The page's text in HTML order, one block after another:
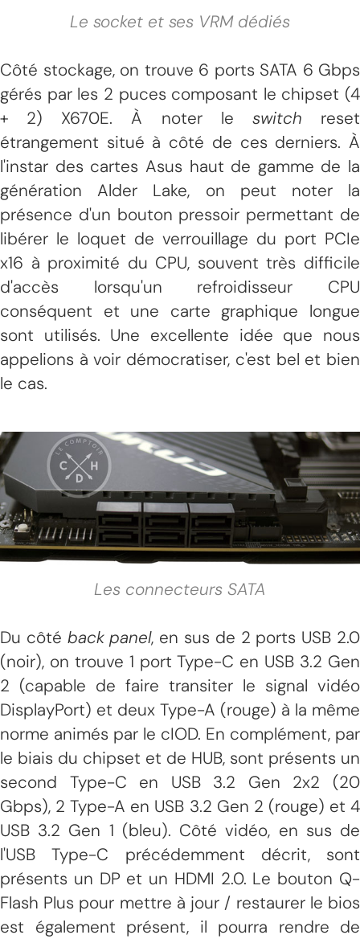
Le socket et ses VRM dédiés
Côté stockage, on trouve 6 ports SATA 6 Gbps
gérés par les 2 puces composant le chipset (4
+ 2) X670E. À noter le switch reset
étrangement situé à côté de ces derniers. À
l'instar des cartes Asus haut de gamme de la
génération Alder Lake, on peut noter la
présence d'un bouton pressoir permettant de
libérer le loquet de verrouillage du port PCIe
x16 à proximité du CPU, souvent très difficile
d'accès lorsqu'un refroidisseur CPU
conséquent et une carte graphique longue
sont utilisés. Une excellente idée que nous
appelions à voir démocratiser, c'est bel et bien
le cas.
Les connecteurs SATA
Du côté back panel, en sus de 2 ports USB 2.0
(noir), on trouve 1 port Type-C en USB 3.2 Gen
2 (capable de faire transiter le signal vidéo
DisplayPort) et deux Type-A (rouge) à la même
norme animés par le cIOD. En complément, par
le biais du chipset et de HUB, sont présents un
second Type-C en USB 3.2 Gen 2x2 (20
Gbps), 2 Type-A en USB 3.2 Gen 2 (rouge) et 4
USB 3.2 Gen 1 (bleu). Côté vidéo, en sus de
l'USB Type-C précédemment décrit, sont
présents un DP et un HDMI 2.0. Le bouton Q-
Flash Plus pour mettre à jour / restaurer le bios
est également présent, il pourra rendre de